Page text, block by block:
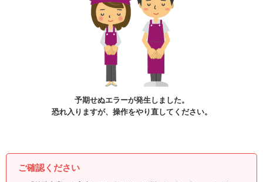
予期せぬエラーが発生しました。
恐れ入りますが、操作をやり直してください。
ご確認ください